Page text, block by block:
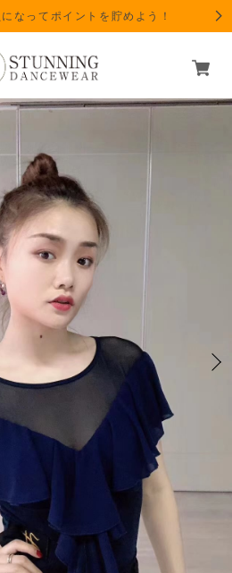
なってポイントを貯めよう！